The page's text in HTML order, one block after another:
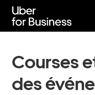
contenu
principal
Courses
des